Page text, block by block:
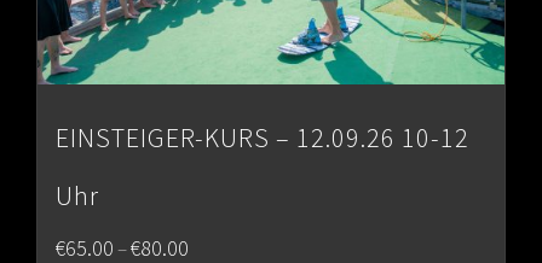
EINSTEIGER-KURS – 12.09.26 10-12
Uhr
€65.00–€80.00